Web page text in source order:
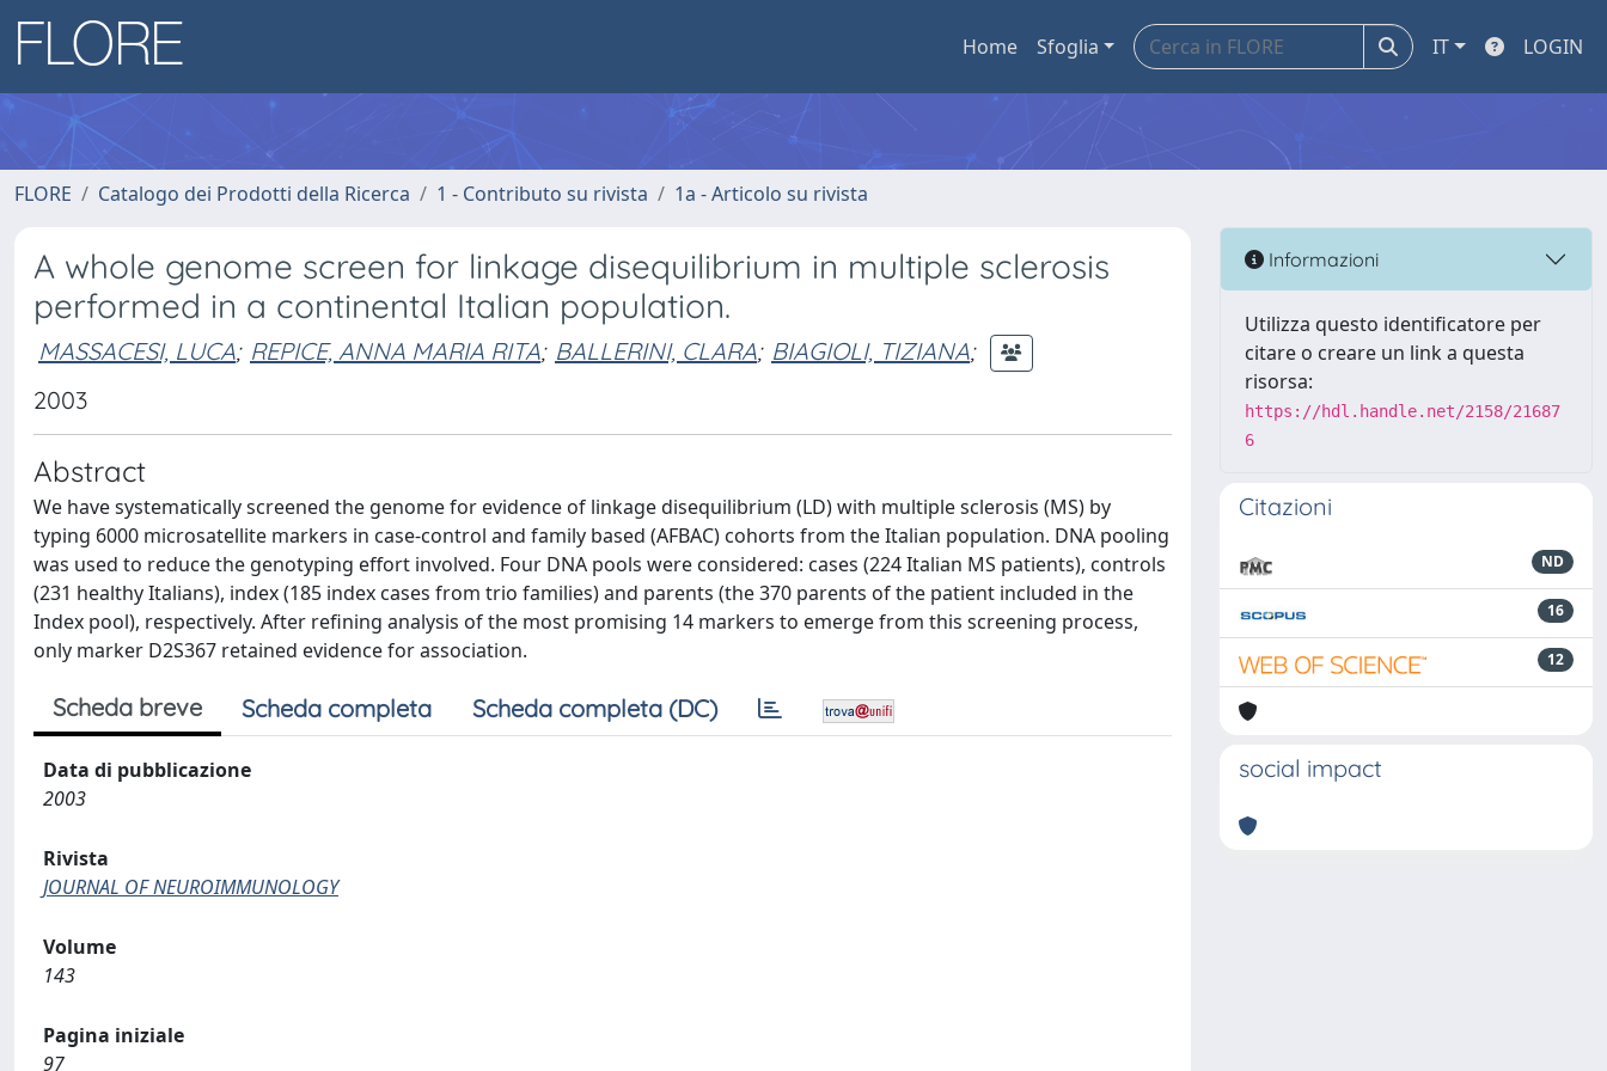
Home Sfoglia IT LOGIN
FLORE Catalogo dei Prodotti della Ricerca 1 - Contributo su rivista 1a - Articolo su rivista
A whole genome screen for linkage disequilibrium in multiple sclerosis
performed in a continental Italian population.
MASSACESI, LUCA; REPICE, ANNA MARIA RITA; BALLERINI, CLARA; BIAGIOLI, TIZIANA;
2003
Abstract
We have systematically screened the genome for evidence of linkage disequilibrium (LD) with multiple sclerosis (MS) by
typing 6000 microsatellite markers in case-control and family based (AFBAC) cohorts from the Italian population. DNA pooling
was used to reduce the genotyping effort involved. Four DNA pools were considered: cases (224 Italian MS patients), controls
(231 healthy Italians), index (185 index cases from trio families) and parents (the 370 parents of the patient included in the
Index pool), respectively. After refining analysis of the most promising 14 markers to emerge from this screening process,
only marker D2S367 retained evidence for association.
Scheda breve Scheda completa Scheda completa (DC)
Data di pubblicazione
2003
Rivista
JOURNAL OF NEUROIMMUNOLOGY
Volume
143
Pagina iniziale
97
Informazioni
Utilizza questo identificatore per
citare o creare un link a questa
risorsa:
https://hdl.handle.net/2158/21687
6
Citazioni
ND
16
12
social impact